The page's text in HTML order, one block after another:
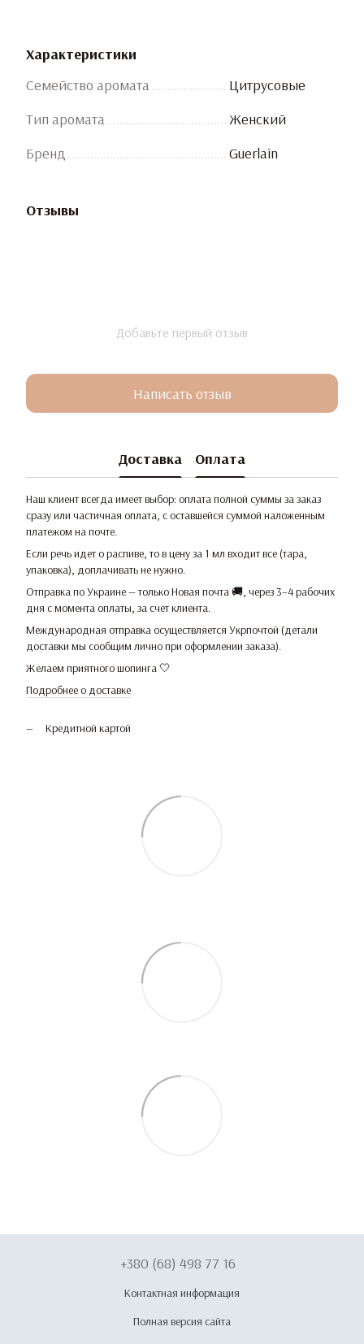
Характеристики
Семейство аромата
Цитрусовые
Тип аромата
Женский
Бренд
Guerlain
Отзывы
Добавьте первый отзыв
Написать отзыв
Доставка Оплата
Наш клиент всегда имеет выбор: оплата полной суммы за заказ
сразу или частичная оплата, с оставшейся суммой наложенным
платежом на почте.
Если речь идет о распиве, то в цену за 1 мл входит все (тара,
упаковка), доплачивать не нужно.
Отправка по Украине — только Новая почта 🚚, через 3–4 рабочих
дня с момента оплаты, за счет клиента.
Международная отправка осуществляется Укрпочтой (детали
доставки мы сообщим лично при оформлении заказа).
Желаем приятного шопинга 🤍
Подробнее о доставке
Кредитной картой
+380 (68) 498 77 16
Контактная информация
Полная версия сайта